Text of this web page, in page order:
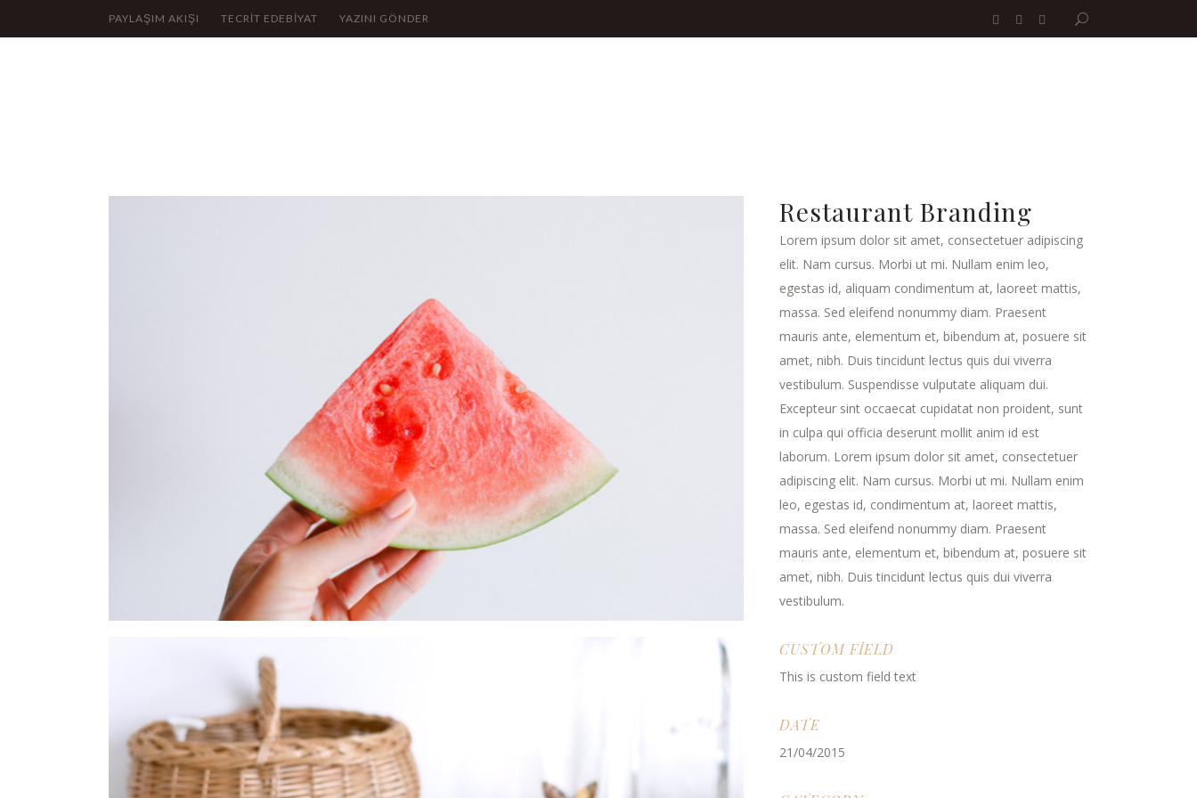
PAYLAŞIM AKIŞI TECRİT EDEBİYAT YAZINI GÖNDER
Restaurant Branding
Lorem ipsum dolor sit amet, consectetuer adipiscing
elit. Nam cursus. Morbi ut mi. Nullam enim leo,
egestas id, aliquam condimentum at, laoreet mattis,
massa. Sed eleifend nonummy diam. Praesent
mauris ante, elementum et, bibendum at, posuere sit
amet, nibh. Duis tincidunt lectus quis dui viverra
vestibulum. Suspendisse vulputate aliquam dui.
Excepteur sint occaecat cupidatat non proident, sunt
in culpa qui officia deserunt mollit anim id est
laborum. Lorem ipsum dolor sit amet, consectetuer
adipiscing elit. Nam cursus. Morbi ut mi. Nullam enim
leo, egestas id, condimentum at, laoreet mattis,
massa. Sed eleifend nonummy diam. Praesent
mauris ante, elementum et, bibendum at, posuere sit
amet, nibh. Duis tincidunt lectus quis dui viverra
vestibulum.
CUSTOM FIELD
This is custom field text
DATE
21/04/2015